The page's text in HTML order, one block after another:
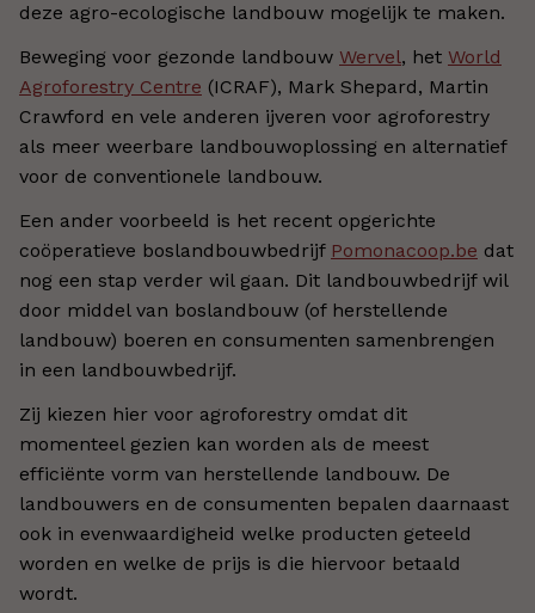
deze agro-ecologische landbouw mogelijk te maken.
Beweging voor gezonde landbouw Wervel, het World
Agroforestry Centre (ICRAF), Mark Shepard, Martin
Crawford en vele anderen ijveren voor agroforestry
als meer weerbare landbouwoplossing en alternatief
voor de conventionele landbouw.
Een ander voorbeeld is het recent opgerichte
coöperatieve boslandbouwbedrijf Pomonacoop.be dat
nog een stap verder wil gaan. Dit landbouwbedrijf wil
door middel van boslandbouw (of herstellende
landbouw) boeren en consumenten samenbrengen
in een landbouwbedrijf.
Zij kiezen hier voor agroforestry omdat dit
momenteel gezien kan worden als de meest
efficiënte vorm van herstellende landbouw. De
landbouwers en de consumenten bepalen daarnaast
ook in evenwaardigheid welke producten geteeld
worden en welke de prijs is die hiervoor betaald
wordt.